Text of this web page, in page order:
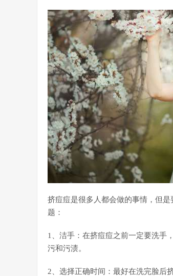
挤痘痘是很多人都会做的事情，但
题：
1、洁手：在挤痘痘之前一定要洗手
污和污渍。
2、选择正确时间：最好在洗完脸后